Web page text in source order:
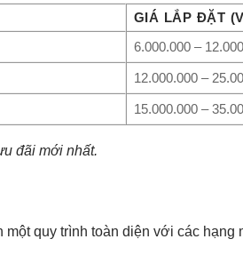
GIÁ LẮP ĐẶT
6.000.000 –
12.000.000 –
15.000.000 –
đãi mới nhất.
quy trình toàn diện với các hạng